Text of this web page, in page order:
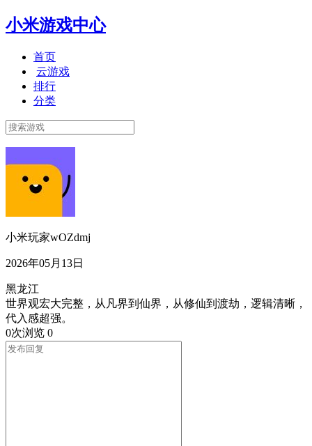
小米游戏中心
首页
云游戏
排行
分类
小米玩家wOZdmj
2026年05月13日
黑龙江
世界观宏大完整，从凡界到仙界，从修仙到渡劫，逻辑清晰，
代入感超强。
0次浏览 0